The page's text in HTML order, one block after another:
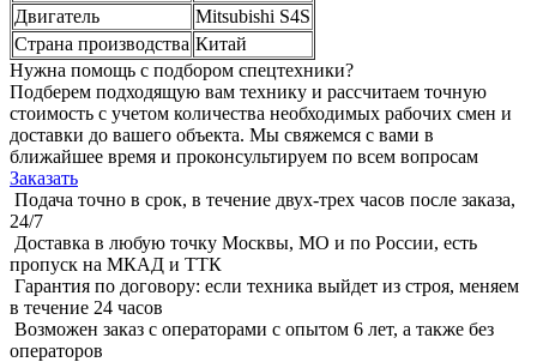
Двигатель
Mitsubishi S4S
Страна производства Китай
Нужна помощь с подбором спецтехники?
Подберем подходящую вам технику и рассчитаем точную
стоимость с учетом количества необходимых рабочих смен и
доставки до вашего объекта. Мы свяжемся с вами в
ближайшее время и проконсультируем по всем вопросам
Заказать
Подача точно в срок, в течение двух-трех часов после заказа,
24/7
Доставка в любую точку Москвы, МО и по России, есть
пропуск на МКАД и ТТК
Гарантия по договору: если техника выйдет из строя, меняем
в течение 24 часов
Возможен заказ с операторами с опытом 6 лет, а также без
операторов